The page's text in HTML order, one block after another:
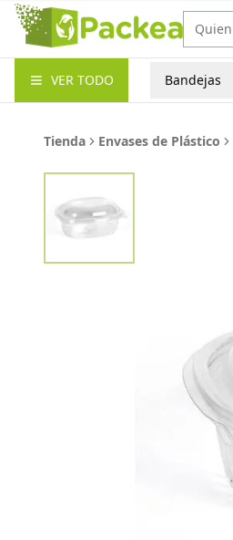
Packea
VER TODO Bandejas
Tienda Envases de Plástico